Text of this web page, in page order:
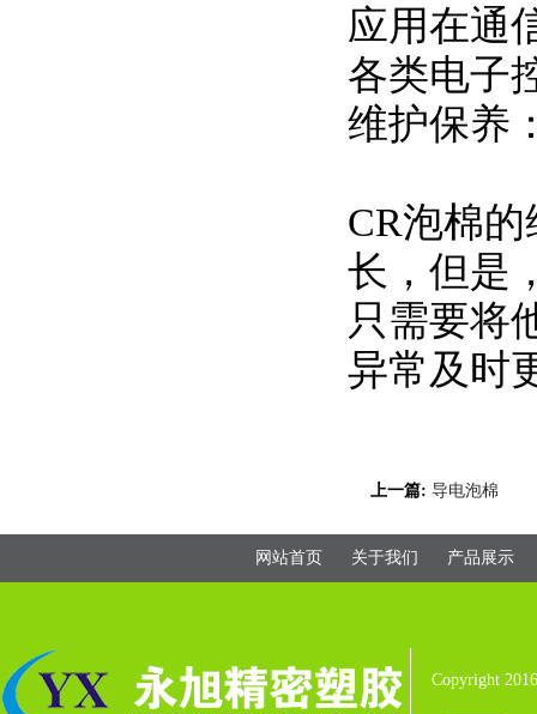
应用在通
各类电子
维护保养
CR泡棉
长，但是
只需要将
异常及时
上一篇:导电泡棉
网站首页 关于我们 产品展示
Copyright